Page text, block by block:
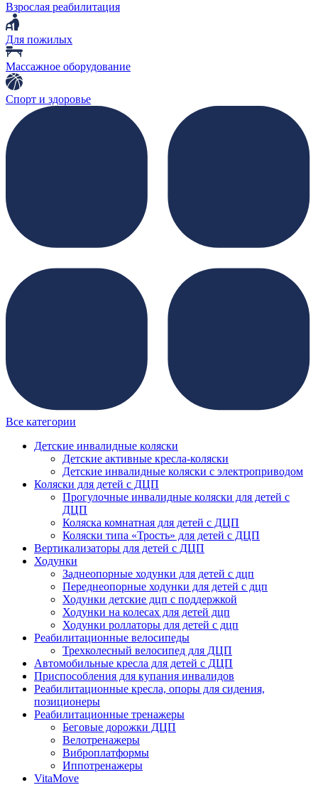
Взрослая реабилитация
Для пожилых
Массажное оборудование
Спорт и здоровье
Все категории
Детские инвалидные коляски
Детские активные кресла-коляски
Детские инвалидные коляски с электроприводом
Коляски для детей с ДЦП
Прогулочные инвалидные коляски для детей с
ДЦП
Коляска комнатная для детей с ДЦП
Коляски типа «Трость» для детей с ДЦП
Вертикализаторы для детей с ДЦП
Ходунки
Заднеопорные ходунки для детей с дцп
Переднеопорные ходунки для детей с дцп
Ходунки детские дцп с поддержкой
Ходунки на колесах для детей дцп
Ходунки роллаторы для детей с дцп
Реабилитационные велосипеды
Трехколесный велосипед для ДЦП
Автомобильные кресла для детей с ДЦП
Приспособления для купания инвалидов
Реабилитационные кресла, опоры для сидения,
позиционеры
Реабилитационные тренажеры
Беговые дорожки ДЦП
Велотренажеры
Виброплатформы
Иппотренажеры
VitaMove